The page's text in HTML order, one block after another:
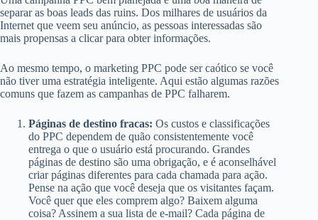
separar as boas leads das ruins. Dos milhares de usuários da
Internet que veem seu anúncio, as pessoas interessadas são
mais propensas a clicar para obter informações.
Ao mesmo tempo, o marketing PPC pode ser caótico se você
não tiver uma estratégia inteligente. Aqui estão algumas razões
comuns que fazem as campanhas de PPC falharem.
Páginas de destino fracas: Os custos e classificações
do PPC dependem de quão consistentemente você
entrega o que o usuário está procurando. Grandes
páginas de destino são uma obrigação, e é aconselhável
criar páginas diferentes para cada chamada para ação.
Pense na ação que você deseja que os visitantes façam.
Você quer que eles comprem algo? Baixem alguma
coisa? Assinem a sua lista de e-mail? Cada página de